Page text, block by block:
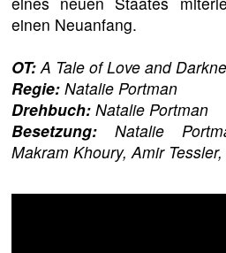
einen Neuanfang.
OT: A Tale of Love and
Regie: Natalie Portman
Drehbuch: Natalie Portman
Besetzung: Natalie
Makram Khoury, Amir